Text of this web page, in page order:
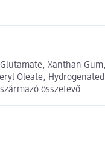
Xanthan
Oleate,
összetevő